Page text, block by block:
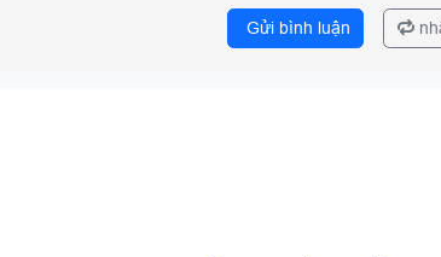
Gửi bình luận